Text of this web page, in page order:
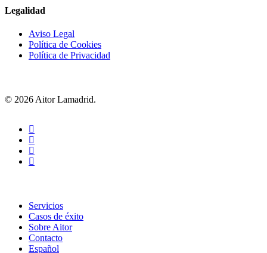
Legalidad
Aviso Legal
Política de Cookies
Política de Privacidad
© 2026 Aitor Lamadrid.
Servicios
Casos de éxito
Sobre Aitor
Contacto
Español